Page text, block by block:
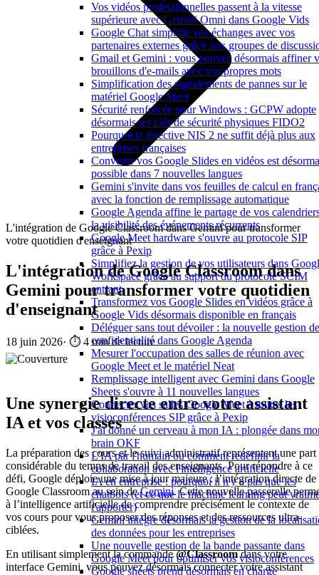
Vos vidéos professionnelles passent à la vitesse
supérieure avec Gemini Omni dans Google Vids
Google Chat simplifie vos échanges avec vos
partenaires externes grâce aux groupes de
Gmail et Gemini : vous pouvez désormais affiner
brouillons d'e-mails avec vos propres mots
Simplification des signalements de pannes sur le
matériel Google Meet
Sécurité renforcée pour Windows : GCPW adopte
désormais les clés de sécurité physiques FIDO2
Pourquoi la directive NIS 2 ne suffit déjà plus aux
entreprises françaises
Convertir vos Google Slides en vidéos est
possible dans 7 nouvelles langues
Gemini s'invite dans vos feuilles de calcul en
avec la fonction de remplissage automatique
Google Agenda affine le partage de vos
la visibilité des événements récurrents
Google Meet hardware s'ouvre au protocole SIP
grâce à Pexip
Simplifiez la gestion de vos utilisateurs dans
Workspace grâce au support du protocole SCIM
entrant
Transformez vos Google Slides en vidéos grâce à
Google Vids désormais disponible en français
Déléguer sans tout dévoiler : la nouvelle gestion
confidentialité dans Google Agenda
Mesurer l'occupation des salles de réunion avec
Google Meet et le matériel Neat
Remplissage intelligent avec Gemini dans Google
Sheets s'ouvre à 11 nouvelles langues
Connecter vos salles Google Meet à toutes les
visioconférences SIP grâce à Pexip
J'ai donné un cerveau à mon IA : plongée dans
brain OKF
L'IA par l'humain ou comment redéfinir la
collaboration avec l'intelligence artificielle
IA en entreprise : pourquoi il n'y a pas que les
chatbots (et ce que le machine learning peut
t'apporter)
Gemini intègre désormais la gestion de la
des données pour les entreprises
Une nouvelle gestion de la bande passante dans
Google Meet pour optimiser vos visioconférences
Google sheets prend désormais en charge
L'intégration de Google Classroom dans Gemini pour transformer
votre quotidien d'enseignant
L'intégration de Google Classroom dans
Gemini pour transformer votre quotidien
d'enseignant
18 juin 2026· ⏱️ 4 min de lecture
Une synergie directe entre votre assistant
IA et vos classes
La préparation des cours et le suivi administratif représentent une part
considérable du temps de travail des enseignants. Pour répondre à ce
défi, Google déploie une mise à jour majeure : l’intégration directe de
Google Classroom au sein deGemini. Cette nouvelle passerelle
à l’intelligence artificielle de comprendre précisément le contexte de
vos cours pour vous proposer des réponses et des ressources ultra-
ciblées.
En utilisant simplement la commande@Classroomdans votre
interface Gemini, vous pouvez désormais connecter votre assistant